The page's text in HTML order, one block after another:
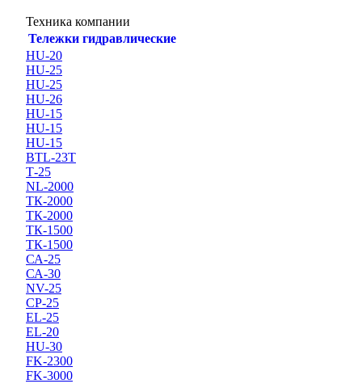
Техника компании
Тележки гидравлические
HU-20
HU-25
HU-25
HU-26
HU-15
HU-15
HU-15
BTL-23T
Т-25
NL-2000
ТК-2000
ТК-2000
ТК-1500
ТК-1500
СА-25
СА-30
NV-25
CP-25
EL-25
EL-20
HU-30
FK-2300
FK-3000